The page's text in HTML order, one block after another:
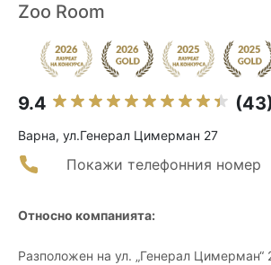
Zoo Room
9.4
Варна, ул.Генерал Цимерман 27
Покажи телефонния номер
Относно компанията:
Разположен на ул. „Генерал Цимерман“